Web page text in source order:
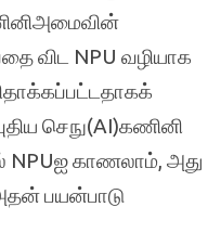
விட NPU வழியாக
செநு(AI)கணினி
NPUஐ காணலாம், அது
பயன்பாடு